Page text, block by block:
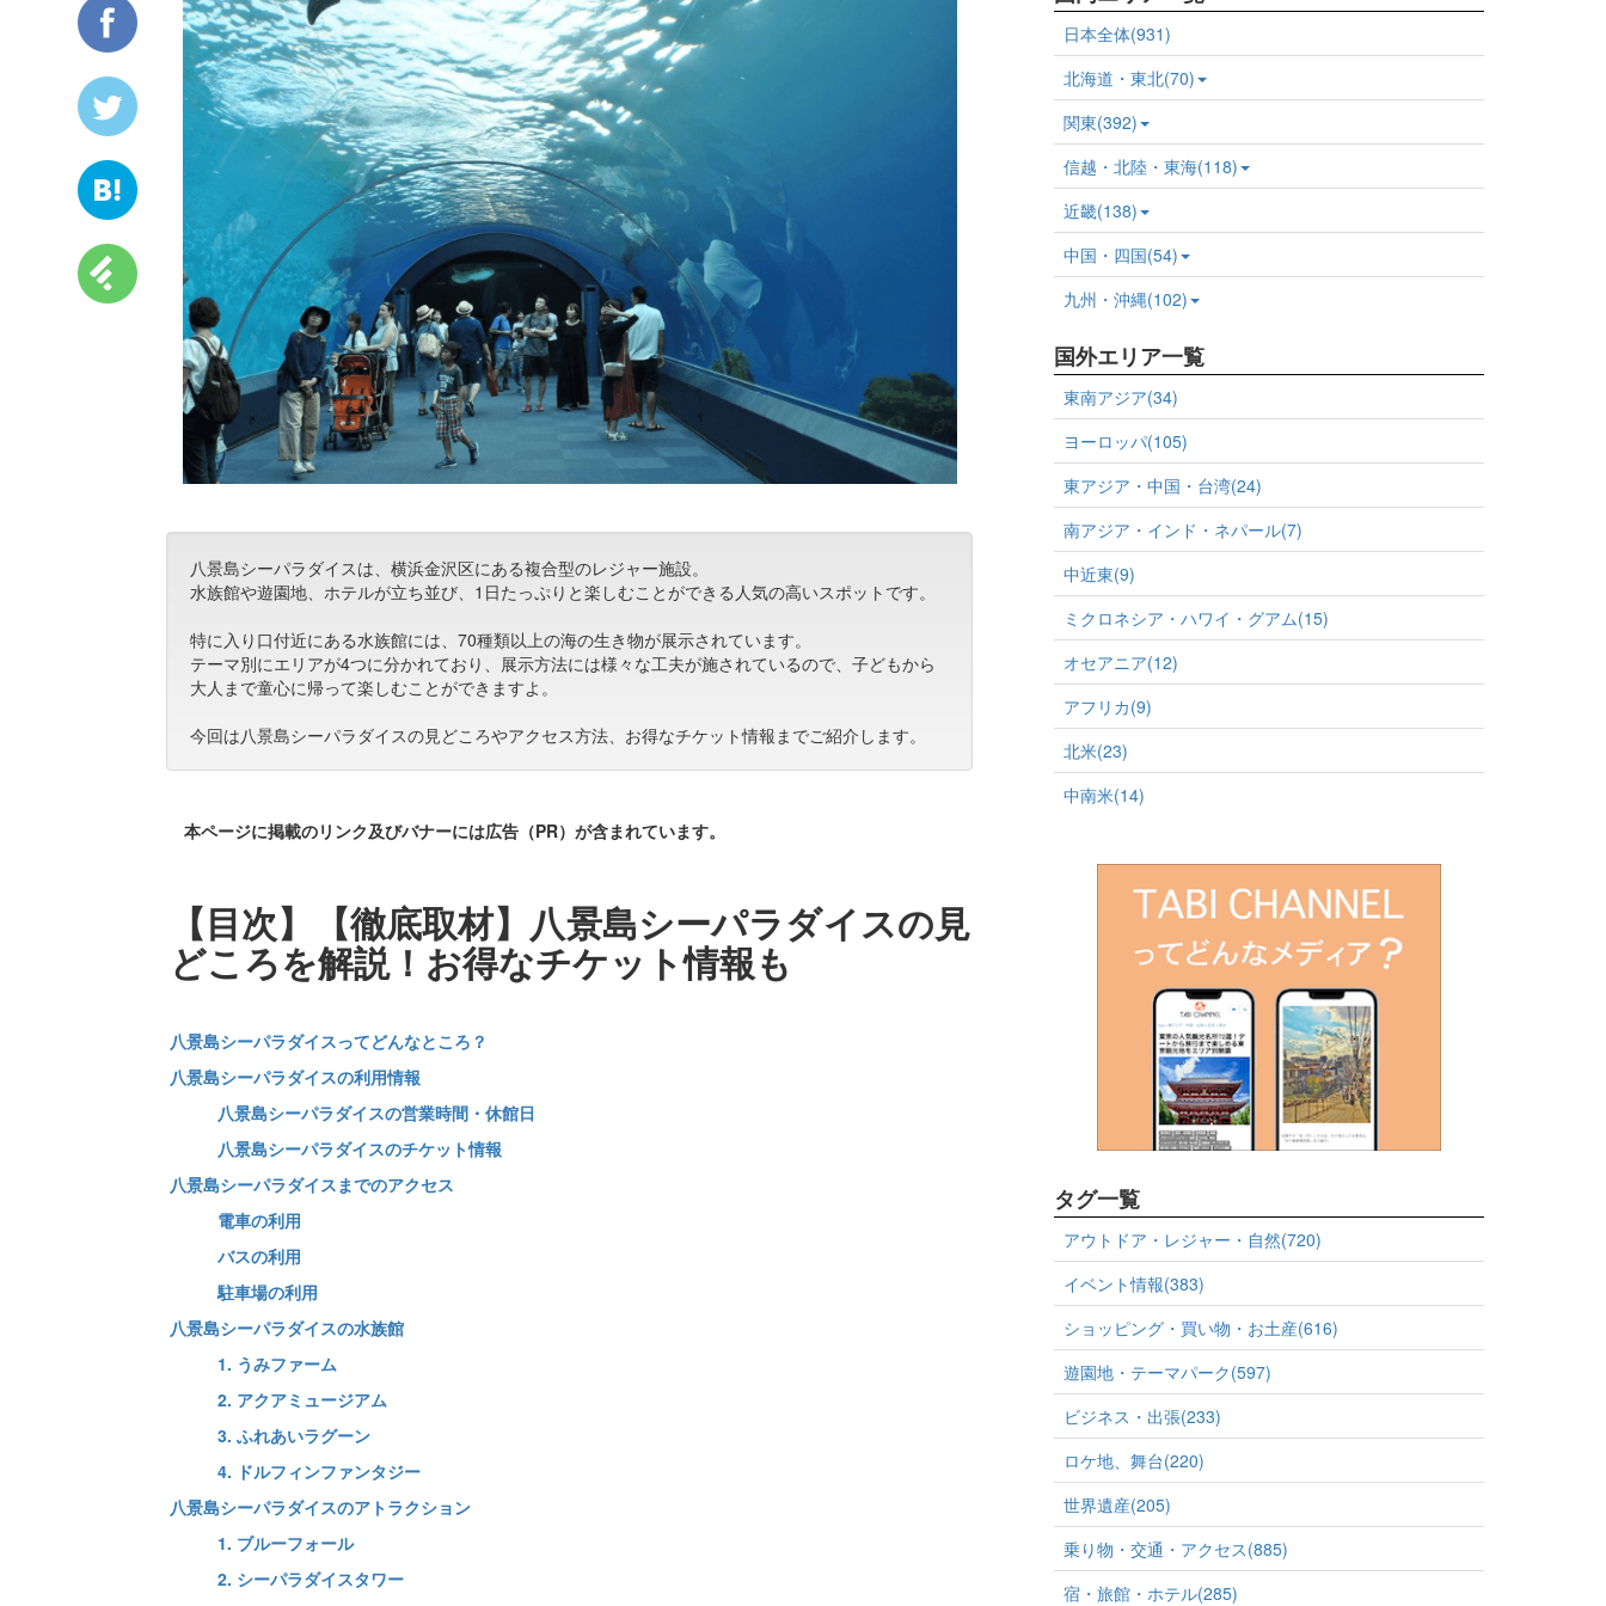
八景島シーパラダイスは、横浜金沢区にある複合型のレジャー施設。
水族館や遊園地、ホテルが立ち並び、1日たっぷりと楽しむことができる人気の高いスポットです。
特に入り口付近にある水族館には、70種類以上の海の生き物が展示されています。
テーマ別にエリアが4つに分かれており、展示方法には様々な工夫が施されているので、子どもから
大人まで童心に帰って楽しむことができますよ。
今回は八景島シーパラダイスの見どころやアクセス方法、お得なチケット情報までご紹介します。
本ページに掲載のリンク及びバナーには広告（PR）が含まれています。
【目次】【徹底取材】八景島シーパラダイスの見
どころを解説！お得なチケット情報も
八景島シーパラダイスってどんなところ？
八景島シーパラダイスの利用情報
八景島シーパラダイスの営業時間・休館日
八景島シーパラダイスのチケット情報
八景島シーパラダイスまでのアクセス
電車の利用
バスの利用
駐車場の利用
八景島シーパラダイスの水族館
1. うみファーム
2. アクアミュージアム
3. ふれあいラグーン
4. ドルフィンファンタジー
八景島シーパラダイスのアトラクション
1. ブルーフォール
2. シーパラダイスタワー
日本全体(931)
北海道・東北(70)
関東(392)
信越・北陸・東海(118)
近畿(138)
中国・四国(54)
九州・沖縄(102)
国外エリア一覧
東南アジア(34)
ヨーロッパ(105)
東アジア・中国・台湾(24)
南アジア・インド・ネパール(7)
中近東(9)
ミクロネシア・ハワイ・グアム(15)
オセアニア(12)
アフリカ(9)
北米(23)
中南米(14)
タグ一覧
アウトドア・レジャー・自然(720)
イベント情報(383)
ショッピング・買い物・お土産(616)
遊園地・テーマパーク(597)
ビジネス・出張(233)
ロケ地、舞台(220)
世界遺産(205)
乗り物・交通・アクセス(885)
宿・旅館・ホテル(285)